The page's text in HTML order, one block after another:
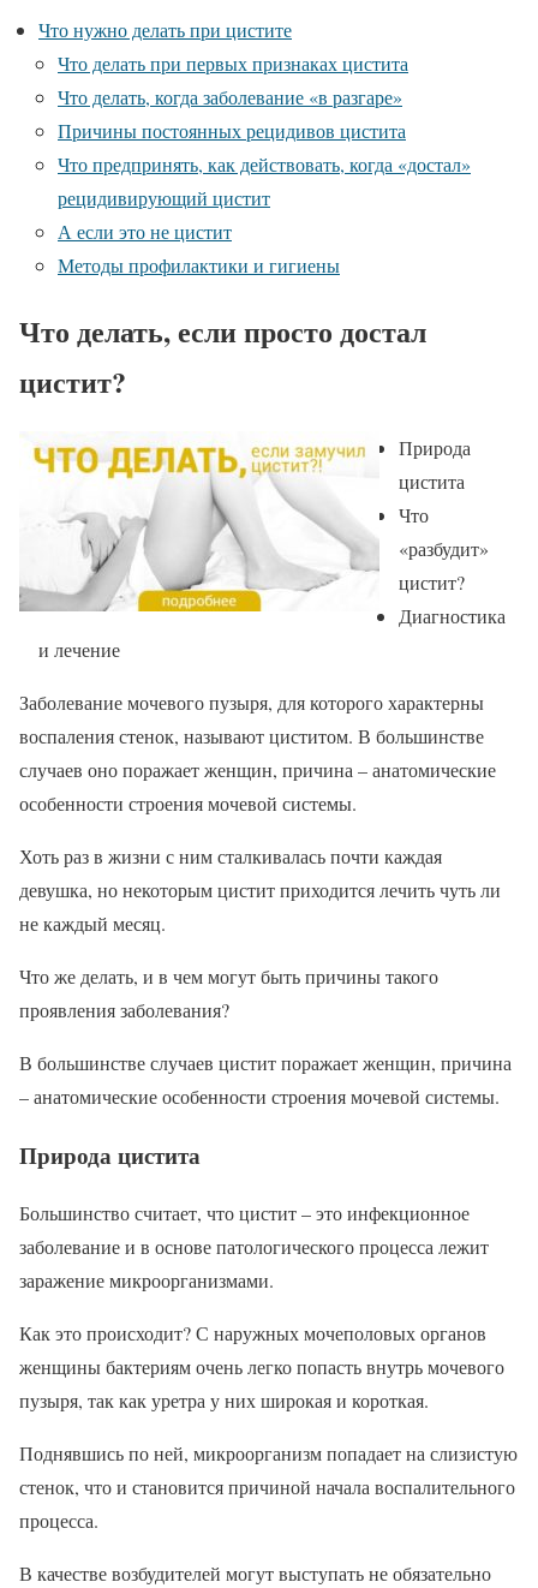
Что нужно делать при цистите
Что делать при первых признаках цистита
Что делать, когда заболевание «в разгаре»
Причины постоянных рецидивов цистита
Что предпринять, как действовать, когда «достал»
рецидивирующий цистит
А если это не цистит
Методы профилактики и гигиены
Что делать, если просто достал
цистит?
Природа
цистита
Что
«разбудит»
цистит?
Диагностика
и лечение
Заболевание мочевого пузыря, для которого характерны
воспаления стенок, называют циститом. В большинстве
случаев оно поражает женщин, причина – анатомические
особенности строения мочевой системы.
Хоть раз в жизни с ним сталкивалась почти каждая
девушка, но некоторым цистит приходится лечить чуть ли
не каждый месяц.
Что же делать, и в чем могут быть причины такого
проявления заболевания?
В большинстве случаев цистит поражает женщин, причина
– анатомические особенности строения мочевой системы.
Природа цистита
Большинство считает, что цистит – это инфекционное
заболевание и в основе патологического процесса лежит
заражение микроорганизмами.
Как это происходит? С наружных мочеполовых органов
женщины бактериям очень легко попасть внутрь мочевого
пузыря, так как уретра у них широкая и короткая.
Поднявшись по ней, микроорганизм попадает на слизистую
стенок, что и становится причиной начала воспалительного
процесса.
В качестве возбудителей могут выступать не обязательно